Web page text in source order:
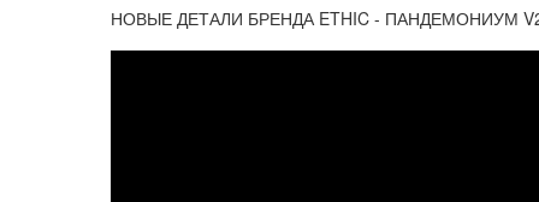
НОВЫЕ ДЕТАЛИ БРЕНДА ETHIC - ПАНДЕМОНИУМ